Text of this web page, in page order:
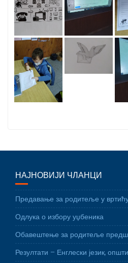
НАЈНОВИЈИ ЧЛАНЦИ
Предавање за родитеље у
Одлука о избору уџбеника
Обавештење за родитеље
Резултати – Енглески језик,